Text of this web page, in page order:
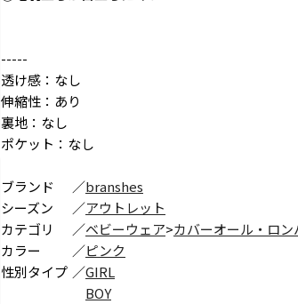
-----
透け感：なし
伸縮性：あり
裏地：なし
ポケット：なし
ブランド ／branshes
シーズン
／アウトレット
カテゴリ
／ベビーウェア>カバーオール・ロン
カラー
／ピンク
性別タイプ ／GIRL
BOY